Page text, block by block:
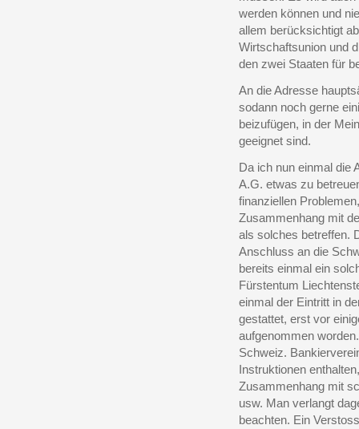
werden können und
allem berücksichtigt
Wirtschaftsunion und
den zwei Staaten für
An die Adresse
sodann noch gerne
beizufügen, in der
geeignet sind.
Da ich nun einmal die
A.G. etwas zu
finanziellen
Zusammenhang mit
als solches betreffen.
Anschluss an die
bereits einmal ein
Fürstentum
einmal der Eintritt in
gestattet, erst vor
aufgenommen
Schweiz.
Instruktionen
Zusammenhang mit
usw. Man verlangt
beachten. Ein